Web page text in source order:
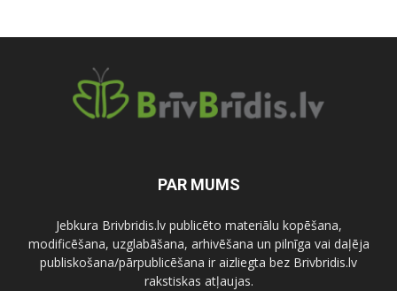
PAR MUMS
Jebkura Brivbridis.lv publicēto materiālu kopēšana,
modificēšana, uzglabāšana, arhivēšana un pilnīga vai daļēja
publiskošana/pārpublicēšana ir aizliegta bez Brivbridis.lv
rakstiskas atļaujas.